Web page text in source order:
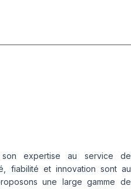
expertise au service de
fiabilité et innovation sont au
une large gamme de